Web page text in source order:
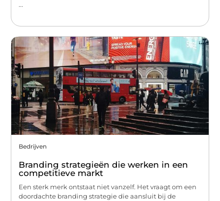
...
Bedrijven
Branding strategieën die werken in een
competitieve markt
Een sterk merk ontstaat niet vanzelf. Het vraagt om een
doordachte branding strategie die aansluit bij de